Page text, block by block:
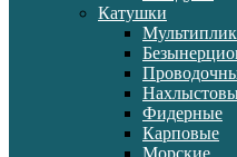
Катушки
Фидерные
Карповые
Морские